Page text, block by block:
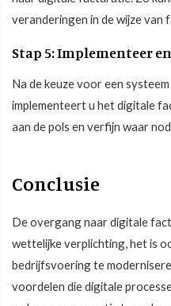
veranderingen in de wijze van
Stap 5: Implementeer
Na de keuze voor een
implementeert u het digitale
aan de pols en verfijn waar
Conclusie
De overgang naar digitale
wettelijke verplichting, het is
bedrijfsvoering te
voordelen die digitale